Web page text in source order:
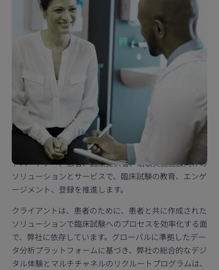
患者エンゲージメントとリクルート
Citeline Connectは、スポンサー、厳選されたリクルー
トパートナー、患者、医療提供者、治験実施施設向けの
ソリューションとサービスで、臨床試験の教育、エンゲ
ージメント、登録を推進します。
クライアントは、患者のために、患者と共に作成された
ソリューションで臨床試験へのプロセスを効率化する面
で、弊社に依存しています。グローバルに準拠したデー
タ分析プラットフォームに基づき、弊社の総合的なデジ
タル体験とマルチチャネルのリクルートプログラムは、